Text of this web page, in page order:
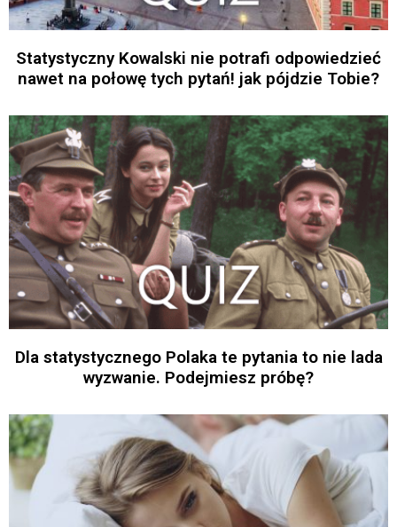
Statystyczny Kowalski nie potrafi odpowiedzieć
nawet na połowę tych pytań! jak pójdzie Tobie?
Dla statystycznego Polaka te pytania to nie lada
wyzwanie. Podejmiesz próbę?